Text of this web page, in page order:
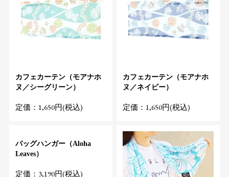
カフェカーテン（モアナホ
ヌ／シーグリーン）
定価：1,650円(税込)
カフェカーテン（モアナホ
ヌ／ネイビー）
定価：1,650円(税込)
バッグハンガー（Aloha
Leaves）
定価：3,190円(税込)